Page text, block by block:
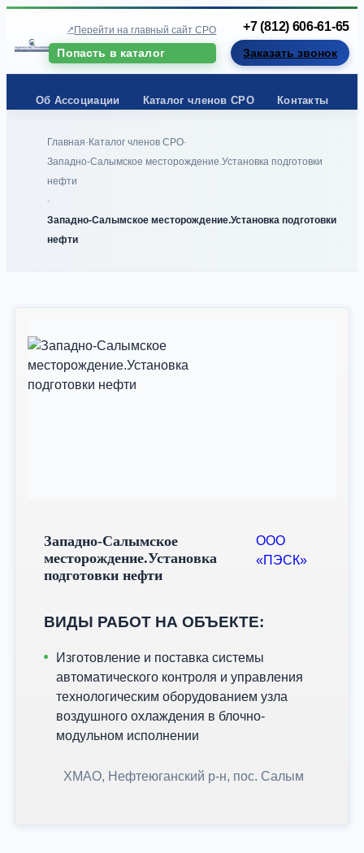
Перейти на главный сайт СРО
Попасть в каталог
+7 (812) 606-61-65
Заказать звонок
Об Ассоциации Каталог членов СРО Контакты
Главная- Каталог членов СРО-
Западно-Салымское месторождение.Установка подготовки
нефти
-
Западно-Салымское месторождение.Установка подготовки
нефти
Западно-Салымское
месторождение.Установка
подготовки нефти
ООО
«ПЭСК»
ВИДЫ РАБОТ НА ОБЪЕКТЕ:
Изготовление и поставка системы
автоматического контроля и управления
технологическим оборудованием узла
воздушного охлаждения в блочно-
модульном исполнении
ХМАО, Нефтеюганский р-н, пос. Салым